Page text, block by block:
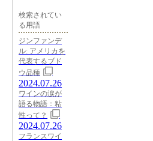
検索されてい
る用語
ジンファンデ
ル: アメリカを
代表するブド
ウ品種
2024.07.26
ワインの涙が
語る物語：粘
性って？
2024.07.26
フランスワイ